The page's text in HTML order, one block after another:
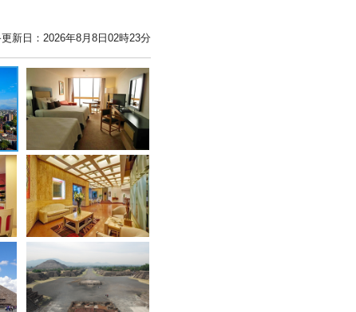
新日：2026年8月8日02時23分